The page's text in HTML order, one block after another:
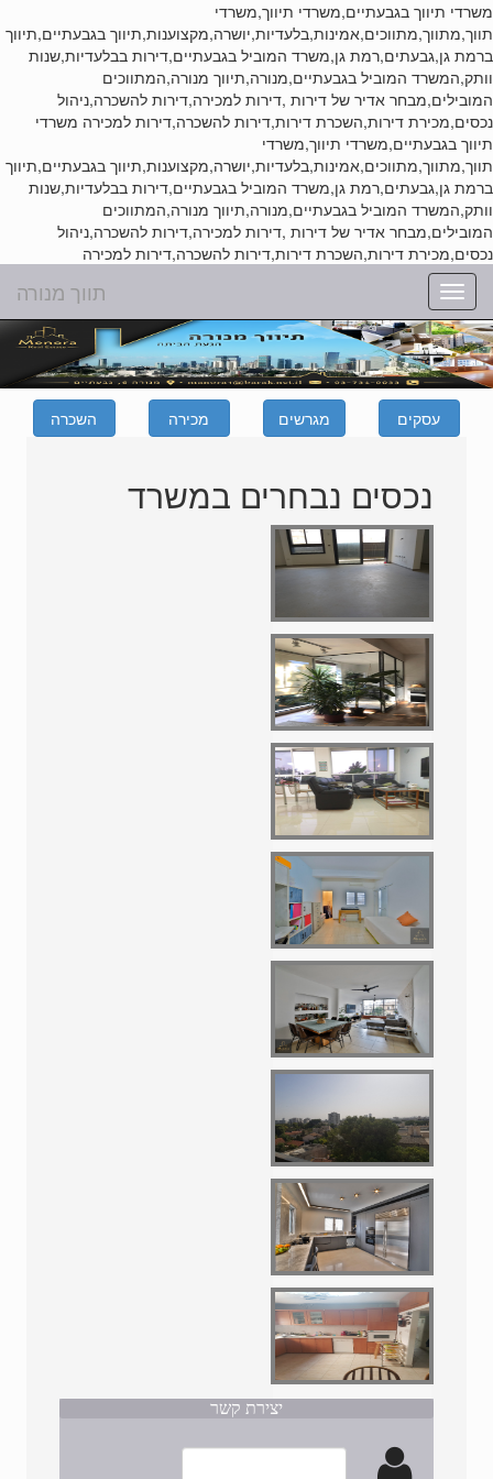
משרדי תיווך בגבעתיים,משרדי תיווך,משרדי
תווך,מתווך,מתווכים,אמינות,בלעדיות,יושרה,מקצוענות,תיווך בגבעתיים,תיווך
ברמת גן,גבעתים,רמת גן,משרד המוביל בגבעתיים,דירות בבלעדיות,שנות
וותק,המשרד המוביל בגבעתיים,מנורה,תיווך מנורה,המתווכים
המובילים,מבחר אדיר של דירות ,דירות למכירה,דירות להשכרה,ניהול
נכסים,מכירת דירות,השכרת דירות,דירות להשכרה,דירות למכירה משרדי
תיווך בגבעתיים,משרדי תיווך,משרדי
תווך,מתווך,מתווכים,אמינות,בלעדיות,יושרה,מקצוענות,תיווך בגבעתיים,תיווך
ברמת גן,גבעתים,רמת גן,משרד המוביל בגבעתיים,דירות בבלעדיות,שנות
וותק,המשרד המוביל בגבעתיים,מנורה,תיווך מנורה,המתווכים
המובילים,מבחר אדיר של דירות ,דירות למכירה,דירות להשכרה,ניהול
נכסים,מכירת דירות,השכרת דירות,דירות להשכרה,דירות למכירה
Toggle
navigation
תווך מנורה
נכסים נבחרים במשרד
יצירת קשר